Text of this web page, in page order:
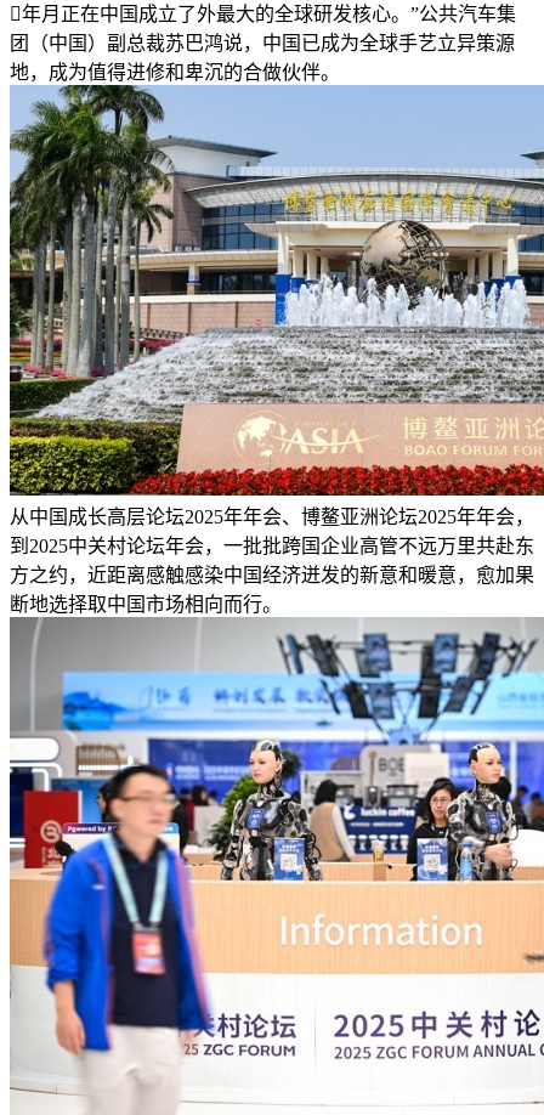
年月正在中国成立了外最大的全球研发核心。”公共汽车集
团（中国）副总裁苏巴鸿说，中国已成为全球手艺立异策源
地，成为值得进修和卑沉的合做伙伴。
从中国成长高层论坛2025年年会、博鳌亚洲论坛2025年年会，
到2025中关村论坛年会，一批批跨国企业高管不远万里共赴东
方之约，近距离感触感染中国经济迸发的新意和暖意，愈加果
断地选择取中国市场相向而行。